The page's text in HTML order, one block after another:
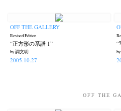
OFF THE GALLERY
Revised Edition
“正方形の系譜 1”
by 調文明
2005.10.27
“
OFF THE